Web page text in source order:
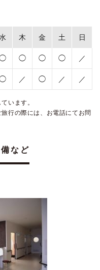
木 金 土 日
◯ ◯ ◯ ／
／ ◯ ／ ／
います。
行の際には、お電話にてお問
など